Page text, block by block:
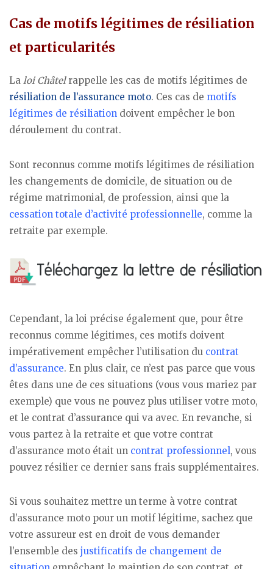
Cas de motifs légitimes de résiliation
et particularités
La loi Châtelrappelle les cas de motifs légitimes de
résiliation de l’assurance moto. Ces cas de motifs
légitimes de résiliation doivent empêcher le bon
déroulement du contrat.
Sont reconnus comme motifs légitimes de résiliation
les changements de domicile, de situation ou de
régime matrimonial, de profession, ainsi que la
cessation totale d’activité professionnelle, comme la
retraite par exemple.
Cependant, la loi précise également que, pour être
reconnus comme légitimes, ces motifs doivent
impérativement empêcher l’utilisation du contrat
d’assurance. En plus clair, ce n’est pas parce que vous
êtes dans une de ces situations (vous vous mariez par
exemple) que vous ne pouvez plus utiliser votre moto,
et le contrat d’assurance qui va avec. En revanche, si
vous partez à la retraite et que votre contrat
d’assurance moto était un contrat professionnel, vous
pouvez résilier ce dernier sans frais supplémentaires.
Si vous souhaitez mettre un terme à votre contrat
d’assurance moto pour un motif légitime, sachez que
votre assureur est en droit de vous demander
l’ensemble des justificatifs de changement de